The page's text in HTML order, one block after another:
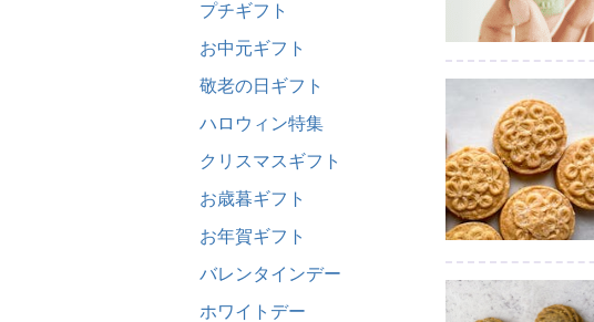
プチギフト
お中元ギフト
敬老の日ギフト
ハロウィン特集
クリスマスギフト
お歳暮ギフト
お年賀ギフト
バレンタインデー
ホワイトデー